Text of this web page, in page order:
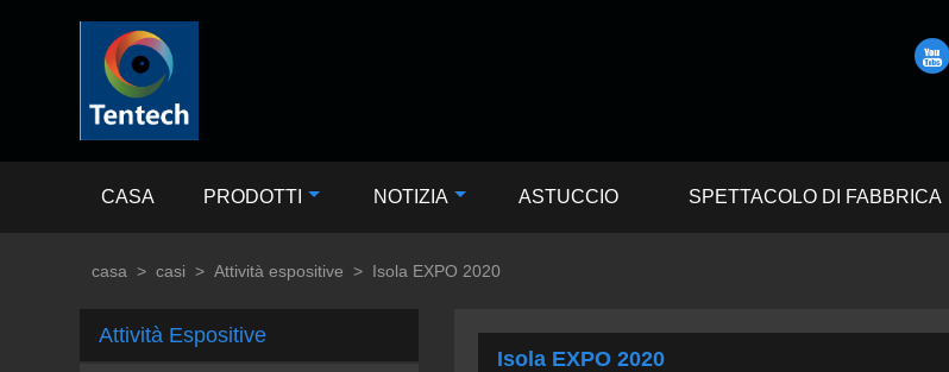

CASA PRODOTTI NOTIZIA ASTUCCIO SPETTACOLO DI FABBRICA
casa > casi > Attività espositive > Isola EXPO 2020
Isola EXPO 2020
Attività Espositive